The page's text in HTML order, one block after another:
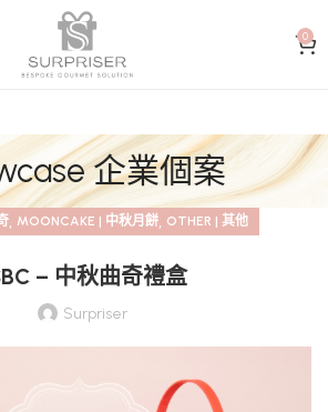
0
企業個案
, MOONCAKE | 中秋月餅, OTHER | 其他
– 中秋曲奇禮盒
Surpriser